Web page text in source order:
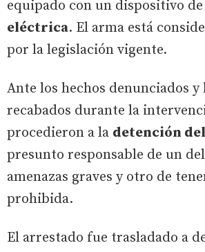
equipado con un dispositivo de
eléctrica. El arma está
por la legislación vigente.
Ante los hechos denunciados
recabados durante la
procedieron a la detención
presunto responsable de un
amenazas graves y otro de
prohibida.
El arrestado fue trasladado a